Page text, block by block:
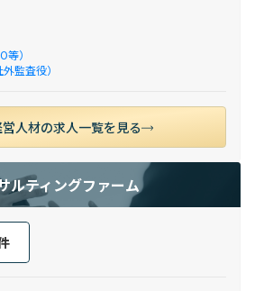
等）
監査役）
人材の求人一覧を見る
ルティングファーム